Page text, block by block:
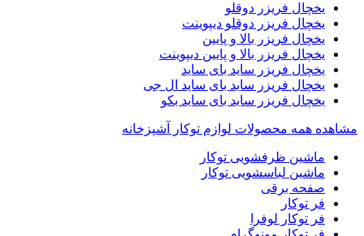
یخچال فریزر دوقلو
یخچال فریزر دوقلو دیپوینت
یخچال فریزر بالا و پایین
یخچال فریزر بالا و پایین دیپوینت
یخچال فریزر ساید بای ساید
یخچال فریزر ساید بای ساید ال جی
یخچال فریزر ساید بای ساید بکو
مشاهده همه محصولات لوازم توکار آشپزخانه
ماشین ظرفشویی توکار
ماشین لباسشویی توکار
صفحه برقی
فر توکار
فر توکار لوفرا